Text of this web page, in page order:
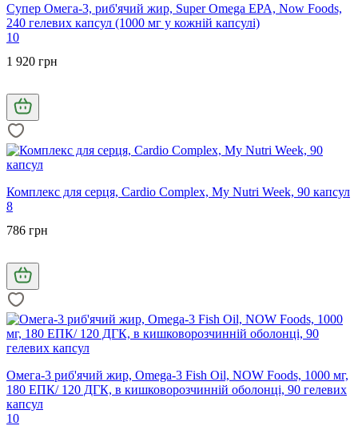
Супер Омега-3, риб'ячий жир, Super Omega EPA, Now Foods,
240 гелевих капсул (1000 мг у кожній капсулі)
10
1 920 грн
Комплекс для серця, Cardio Complex, My Nutri Week, 90 капсул
8
786 грн
Омега-3 риб'ячий жир, Omega-3 Fish Oil, NOW Foods, 1000 мг,
180 ЕПК/ 120 ДГК, в кишковорозчинній оболонці, 90 гелевих
капсул
10